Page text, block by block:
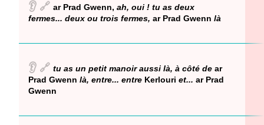
👂 🔗 ar Prad Gwenn, ah, oui ! tu as deux
fermes... deux ou trois fermes, ar Prad Gwenn là
👂 🔗 tu as un petit manoir aussi là, à côté de ar
Prad Gwenn là, entre... entre Kerlouri et... ar Prad
Gwenn